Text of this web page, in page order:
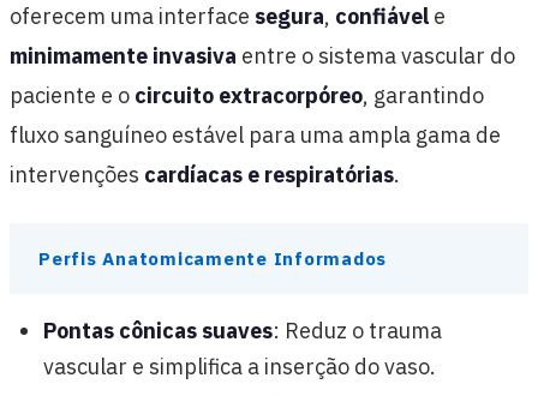
oferecem uma interface segura, confiável e
minimamente invasiva entre o sistema vascular do
paciente e o circuito extracorpóreo, garantindo
fluxo sanguíneo estável para uma ampla gama de
intervenções cardíacas e respiratórias.
Perfis Anatomicamente Informados
Pontas cônicas suaves: Reduz o trauma
vascular e simplifica a inserção do vaso.